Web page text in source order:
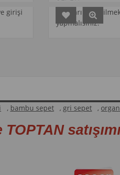
Fiyatları görebilmek için üye girişi
, bambu sepet , gri sepet ,
TOPTAN